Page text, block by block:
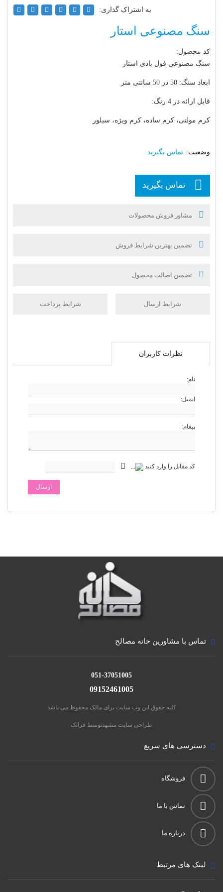
به اشتراک گذاری:
سنگ مصنوعی استار
کد محصول:
سنگ مصنوعی فول بادی استار
ابعاد سنگ: 50 در 50 سانتی متر
قابل ارائه در 4 رنگ:
کرم مولتی، کرم ساده، کرم ویژه، سیلور
تماس بگیرید
تماس بگیرید
مشاور فروش محصولات
تضمین بهترین شرایط فروش
تضمین اصالت محصول
شرایط ارسال شرایط پرداخت
نظرات کاربران
نام:
ایمیل:
پیغام:
کد مقابل را وارد کنید
ارسال
تماس با مشاورین خانه مصالح
051-37051005
09152461005
کلیه حقوق این وب سایت برای مالک محفوظ می باشد
طراحی سایت مشهدتوسط فراتک
دسترسی های سریع
فروشگاه
تماس با ما
درباره ما
لینک های مرتبط